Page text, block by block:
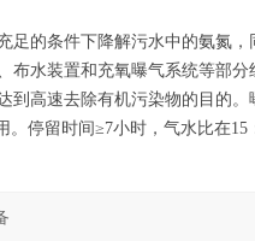
的条件下降解污水中的氨氮，
布水装置和充氧曝气系统等部分
到高速去除有机污染物的目的。
停留时间≥7小时，气水比在15